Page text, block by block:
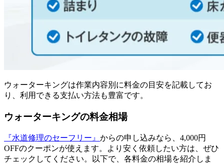
ウォーターキングは作業内容別に料金の目安を記載してお
り、利用できる支払い方法も豊富です。
ウォーターキングの料金相場
『水道修理のセーフリー』 からの申し込みなら、4,000円
OFFのクーポンが使えます。より安く依頼したい方は、ぜひ
チェックしてください。以下で、各料金の相場を紹介しま